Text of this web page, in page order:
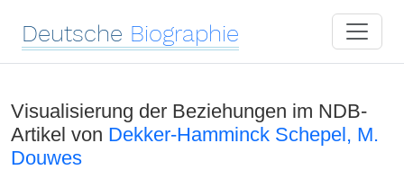
Deutsche Biographie
Visualisierung der Beziehungen im NDB-
Artikel von Dekker-Hamminck Schepel, M.
Douwes